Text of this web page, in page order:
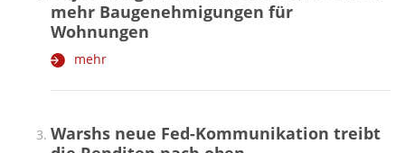
mehr Baugenehmigungen für
Wohnungen
mehr
Warshs neue Fed-Kommunikation treibt